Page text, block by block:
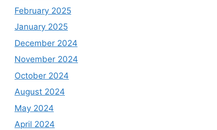
February 2025
January 2025
December 2024
November 2024
October 2024
August 2024
May 2024
April 2024